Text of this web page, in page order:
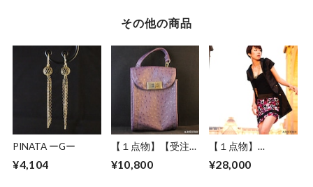
その他の商品
PINATA ーGー
¥4,104
【１点物】【受注制
ダーメイド ポーチ
¥10,800
【１点物】
ス サテン パーティ
¥28,000